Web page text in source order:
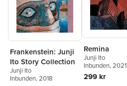
Frankenstein: Junji
Ito Story Collection
Junji Ito
Inbunden, 2018
Remina
Junji Ito
Inbunden, 2021
299 kr